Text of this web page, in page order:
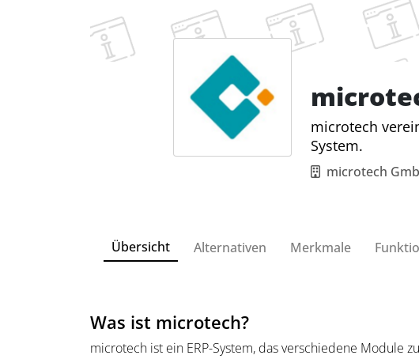
microtech
System.
microtech
Übersicht Alternativen Merkmale
Was ist microtech?
microtech ist ein ERP-System, das verschiedene Module